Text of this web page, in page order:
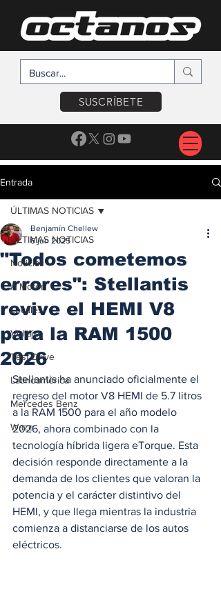
SUSCRÍBETE
Entrada
ÚLTIMAS NOTICIAS
Noticias
A Motor
Locales
Voltaje
Test Drive
Latinoamérica
Mercedes Benz
Waze
ÚLTIMAS NOTICIAS
"Todos cometemos
errores": Stellantis
revive el HEMI V8
para la RAM 1500
2026
Benjamín Chellew
6 jun 2025
Stellantis ha anunciado oficialmente el
regreso del motor V8 HEMI de 5.7 litros
a la RAM 1500 para el año modelo
2026, ahora combinado con la
tecnología híbrida ligera eTorque. Esta
decisión responde directamente a la
demanda de los clientes que valoran la
potencia y el carácter distintivo del
HEMI, y que llega mientras la industria
comienza a distanciarse de los autos
eléctricos.